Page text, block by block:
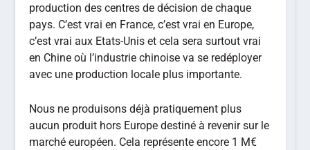
production des centres de décision de chaque
pays. C’est vrai en France, c’est vrai en Europe,
c’est vrai aux Etats-Unis et cela sera surtout vrai
en Chine où l’industrie chinoise va se redéployer
avec une production locale plus importante.
Nous ne produisons déjà pratiquement plus
aucun produit hors Europe destiné à revenir sur le
marché européen. Cela représente encore 1 M€